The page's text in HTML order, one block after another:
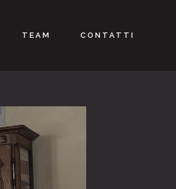
TEAM CONTATTI